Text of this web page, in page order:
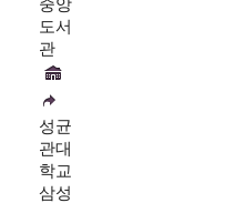
중앙
도서
관
성균
관대
학교
삼성